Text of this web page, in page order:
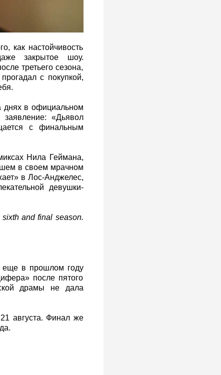
как настойчивость
закрытое шоу.
третьего сезона,
с покупкой,
днях в официальном
заявление: «Дьявол
с финальным
Нила Геймана,
в своем мрачном
в Лос-Анджелес,
девушки-
and final season.
еще в прошлом году
после пятого
драмы не дала
августа. Финал же